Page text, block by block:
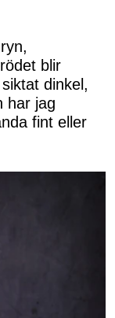
blir
dinkel,
har jag
fint eller